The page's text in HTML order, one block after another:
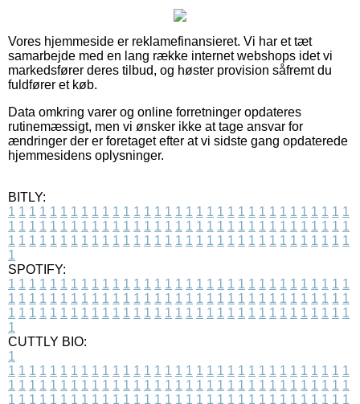
Vores hjemmeside er reklamefinansieret. Vi har et tæt
samarbejde med en lang række internet webshops idet vi
markedsfører deres tilbud, og høster provision såfremt du
fuldfører et køb.
Data omkring varer og online forretninger opdateres
rutinemæssigt, men vi ønsker ikke at tage ansvar for
ændringer der er foretaget efter at vi sidste gang opdaterede
hjemmesidens oplysninger.
BITLY:
1 1 1 1 1 1 1 1 1 1 1 1 1 1 1 1 1 1 1 1 1 1 1 1 1 1 1 1 1 1 1 1 1
1 1 1 1 1 1 1 1 1 1 1 1 1 1 1 1 1 1 1 1 1 1 1 1 1 1 1 1 1 1 1 1 1
1 1 1 1 1 1 1 1 1 1 1 1 1 1 1 1 1 1 1 1 1 1 1 1 1 1 1 1 1 1 1 1 1
1
SPOTIFY:
1 1 1 1 1 1 1 1 1 1 1 1 1 1 1 1 1 1 1 1 1 1 1 1 1 1 1 1 1 1 1 1 1
1 1 1 1 1 1 1 1 1 1 1 1 1 1 1 1 1 1 1 1 1 1 1 1 1 1 1 1 1 1 1 1 1
1 1 1 1 1 1 1 1 1 1 1 1 1 1 1 1 1 1 1 1 1 1 1 1 1 1 1 1 1 1 1 1 1
1
CUTTLY BIO:
1
1 1 1 1 1 1 1 1 1 1 1 1 1 1 1 1 1 1 1 1 1 1 1 1 1 1 1 1 1 1 1 1 1
1 1 1 1 1 1 1 1 1 1 1 1 1 1 1 1 1 1 1 1 1 1 1 1 1 1 1 1 1 1 1 1 1
1 1 1 1 1 1 1 1 1 1 1 1 1 1 1 1 1 1 1 1 1 1 1 1 1 1 1 1 1 1 1 1 1